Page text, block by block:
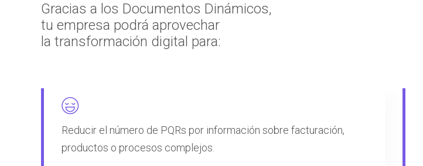
Gracias a los Documentos Dinámicos,
tu empresa podrá aprovechar
la transformación digital para:
Reducir el número de PQRs por información sobre facturación,
productos o procesos complejos.